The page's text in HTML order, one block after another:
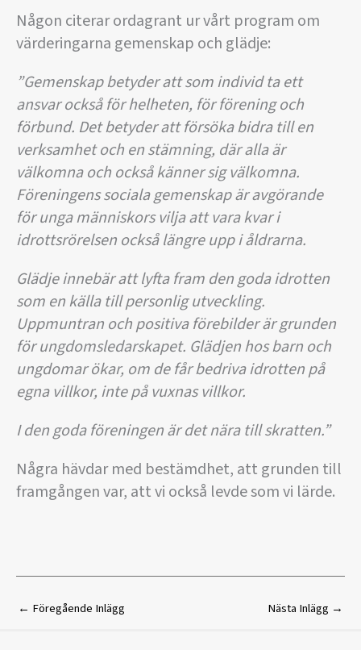
Någon citerar ordagrant ur vårt program om
värderingarna gemenskap och glädje:
”Gemenskap betyder att som individ ta ett
ansvar också för helheten, för förening och
förbund. Det betyder att försöka bidra till en
verksamhet och en stämning, där alla är
välkomna och också känner sig välkomna.
Föreningens sociala gemenskap är avgörande
för unga människors vilja att vara kvar i
idrottsrörelsen också längre upp i åldrarna.
Glädje innebär att lyfta fram den goda idrotten
som en källa till personlig utveckling.
Uppmuntran och positiva förebilder är grunden
för ungdomsledarskapet. Glädjen hos barn och
ungdomar ökar, om de får bedriva idrotten på
egna villkor, inte på vuxnas villkor.
I den goda föreningen är det nära till skratten.”
Några hävdar med bestämdhet, att grunden till
framgången var, att vi också levde som vi lärde.
← Föregående Inlägg Nästa Inlägg →